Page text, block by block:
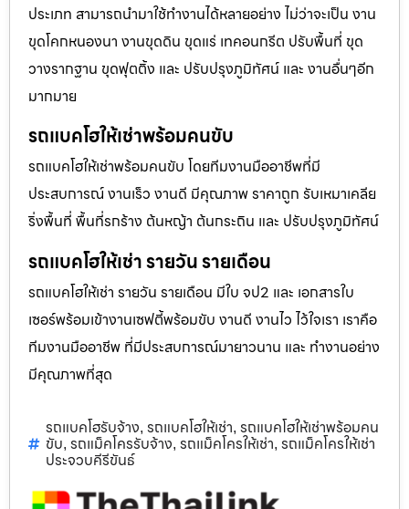
ประเภท สามารถนำมาใช้ทำงานได้หลายอย่าง ไม่ว่าจะเป็น งาน
ขุดโคกหนองนา งานขุดดิน ขุดแร่ เทคอนกรีต ปรับพื้นที่ ขุด
วางรากฐาน ขุดฟุตติ้ง และ ปรับปรุงภูมิทัศน์ และ งานอื่นๆอีก
มากมาย
รถแบคโฮให้เช่าพร้อมคนขับ
รถแบคโฮให้เช่าพร้อมคนขับ โดยทีมงานมืออาชีพที่มี
ประสบการณ์ งานเร็ว งานดี มีคุณภาพ ราคาถูก รับเหมาเคลีย
ริ่งพื้นที่ พื้นที่รกร้าง ต้นหญ้า ต้นกระถิน และ ปรับปรุงภูมิทัศน์
รถแบคโฮให้เช่า รายวัน รายเดือน
รถแบคโฮให้เช่า รายวัน รายเดือน มีใบ จป2 และ เอกสารใบ
เซอร์พร้อมเข้างานเซฟตี้พร้อมขับ งานดี งานไว ไว้ใจเรา เราคือ
ทีมงานมืออาชีพ ที่มีประสบการณ์มายาวนาน และ ทำงานอย่าง
มีคุณภาพที่สุด
รถแบคโฮรับจ้าง, รถแบคโฮให้เช่า, รถแบคโฮให้เช่าพร้อมคน
ขับ, รถแม็คโครรับจ้าง, รถแม็คโครให้เช่า, รถแม็คโครให้เช่า
ประจวบคีรีขันธ์